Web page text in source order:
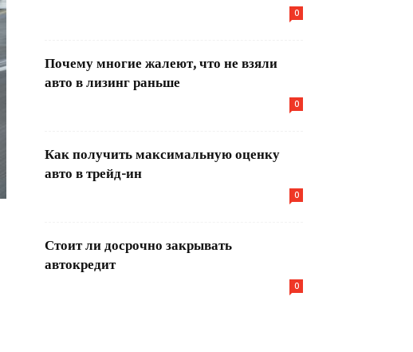
0
Почему многие жалеют, что не взяли
авто в лизинг раньше
0
Как получить максимальную оценку
авто в трейд-ин
0
Стоит ли досрочно закрывать
автокредит
0